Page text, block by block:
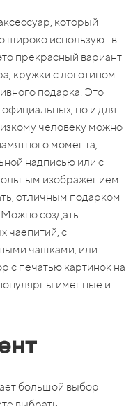
который
широко используют в
прекрасный вариант
кружки с логотипом
подарка. Это
но и для
человеку можно
момента,
надписью или с
изображением.
отличным подарком
Можно создать
чаепитий, с
чашками, или
с печатью картинок на
именные и
большой выбор